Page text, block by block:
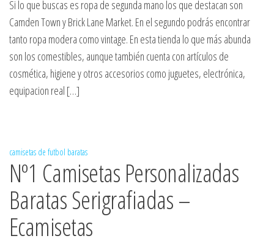
Si lo que buscas es ropa de segunda mano los que destacan son
Camden Town y Brick Lane Market. En el segundo podrás encontrar
tanto ropa modera como vintage. En esta tienda lo que más abunda
son los comestibles, aunque también cuenta con artículos de
cosmética, higiene y otros accesorios como juguetes, electrónica,
equipacion real […]
camisetas de futbol baratas
Nº1 Camisetas Personalizadas
Baratas Serigrafiadas –
Ecamisetas